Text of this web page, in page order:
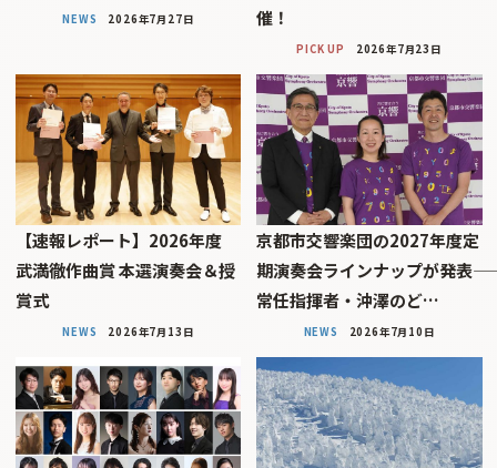
NEWS 2026年7月27日
催！
PICK UP 2026年7月23日
【速報レポート】2026年度
武満徹作曲賞 本選演奏会＆授
賞式
NEWS 2026年7月13日
京都市交響楽団の2027年度定
期演奏会ラインナップが発表――
常任指揮者・沖澤のど…
NEWS 2026年7月10日